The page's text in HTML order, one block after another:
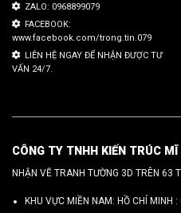
ZALO: 0968899079
FACEBOOK:
www.facebook.com/trong.tin.079
LIÊN HỆ NGAY ĐỂ NHẬN ĐƯỢC TƯ
VẤN 24/7.
CÔNG TY TNHH KIẾN TRÚC
NHẬN VẼ TRANH TƯỜNG 3D TRÊN 63
KHU VỰC MIỀN NAM: HỒ CHÍ MINH :